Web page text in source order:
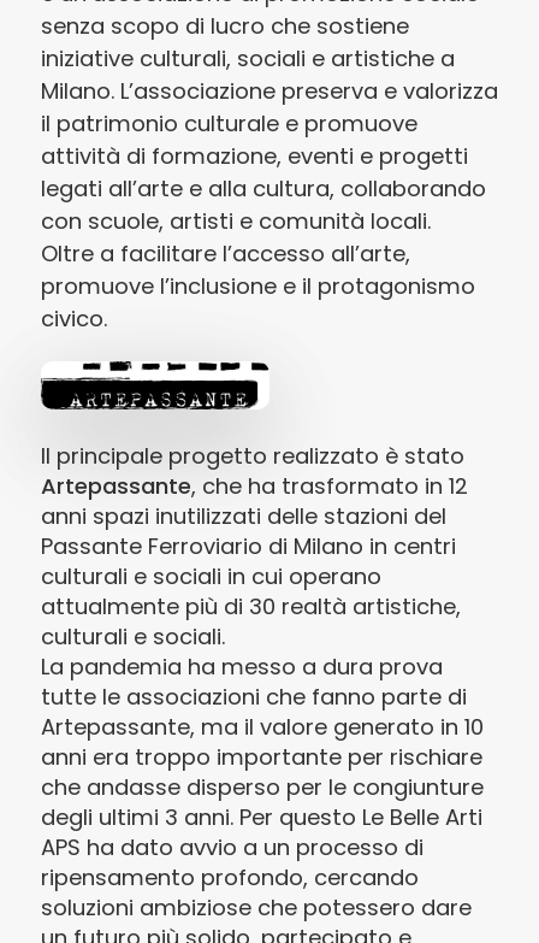
senza scopo di lucro che sostiene
iniziative culturali, sociali e artistiche a
Milano. L’associazione preserva e valorizza
il patrimonio culturale e promuove
attività di formazione, eventi e progetti
legati all’arte e alla cultura, collaborando
con scuole, artisti e comunità locali.
Oltre a facilitare l’accesso all’arte,
promuove l’inclusione e il protagonismo
civico.
Il principale progetto realizzato è stato
Artepassante, che ha trasformato in 12
anni spazi inutilizzati delle stazioni del
Passante Ferroviario di Milano in centri
culturali e sociali in cui operano
attualmente più di 30 realtà artistiche,
culturali e sociali.
La pandemia ha messo a dura prova
tutte le associazioni che fanno parte di
Artepassante, ma il valore generato in 10
anni era troppo importante per rischiare
che andasse disperso per le congiunture
degli ultimi 3 anni. Per questo Le Belle Arti
APS ha dato avvio a un processo di
ripensamento profondo, cercando
soluzioni ambiziose che potessero dare